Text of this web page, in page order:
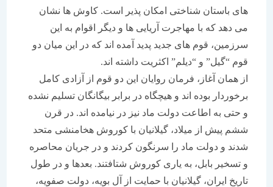
های باستان شناختی امکان پذیر است. کاوش ها نشان
می دهد که با مهاجرت آریایی ها و دیگر اقوام به این
سرزمین، قوم های جدید پدید آمده اند که در این میان دو
قوم “گیل” و “دیلم” اکثریت داشته اند.
از همان آغاز، فرمان روایان این دو قوم از آزادی کامل
برخوردار بوده اند و هیچگاه در برابر بیگانگان تسلیم نشده
و حتی به اطاعت دولت ماد نیز در نیامده اند. در قرن
ششم پیش از میلاد، گیلانیان با کوروش هخامنشی متحد
شدند و دولت ماد را سرنگون کردند و در جریان محاصره
و تسخیر بابل، به یاری کوروش شتافتند. بعدها و در طول
تاریخ ایران، گیلانیان با حمایت از آل بویه، دولت صفویه،